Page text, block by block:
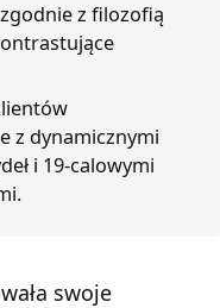
z filozofią
z dynamicznymi
i 19-calowymi
swoje